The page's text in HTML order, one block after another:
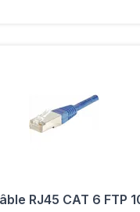
RJ45 CAT 6 FTP